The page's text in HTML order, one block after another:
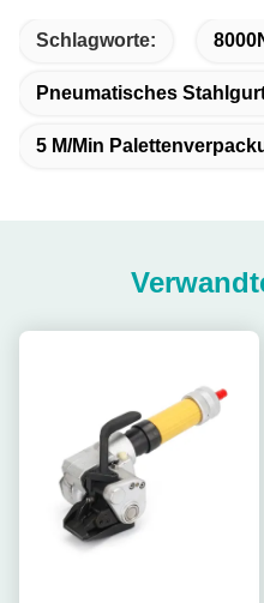
Schlagworte:
Pneumatisches
5 M/min